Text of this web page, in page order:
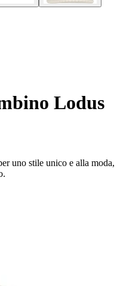
Lodus
uno stile unico e alla moda,